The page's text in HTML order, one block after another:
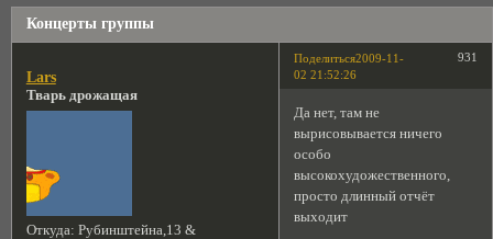
Концерты группы
Поделиться 931
2009-11-
02 21:52:26
Lars
Тварь дрожащая
Откуда: Рубинштейна,13 &
Да нет, там не
вырисовывается ничего
особо
высокохудожественного,
просто длинный отчёт
выходит